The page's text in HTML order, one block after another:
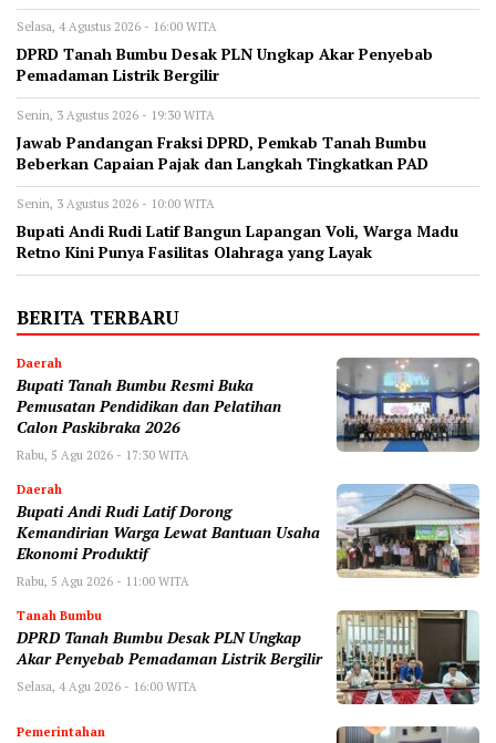
Selasa, 4 Agustus 2026 - 16:00 WITA
DPRD Tanah Bumbu Desak PLN Ungkap Akar Penyebab
Pemadaman Listrik Bergilir
Senin, 3 Agustus 2026 - 19:30 WITA
Jawab Pandangan Fraksi DPRD, Pemkab Tanah Bumbu
Beberkan Capaian Pajak dan Langkah Tingkatkan PAD
Senin, 3 Agustus 2026 - 10:00 WITA
Bupati Andi Rudi Latif Bangun Lapangan Voli, Warga Madu
Retno Kini Punya Fasilitas Olahraga yang Layak
BERITA TERBARU
Daerah
Bupati Tanah Bumbu Resmi Buka
Pemusatan Pendidikan dan Pelatihan
Calon Paskibraka 2026
Rabu, 5 Agu 2026 - 17:30 WITA
Daerah
Bupati Andi Rudi Latif Dorong
Kemandirian Warga Lewat Bantuan Usaha
Ekonomi Produktif
Rabu, 5 Agu 2026 - 11:00 WITA
Tanah Bumbu
DPRD Tanah Bumbu Desak PLN Ungkap
Akar Penyebab Pemadaman Listrik Bergilir
Selasa, 4 Agu 2026 - 16:00 WITA
Pemerintahan